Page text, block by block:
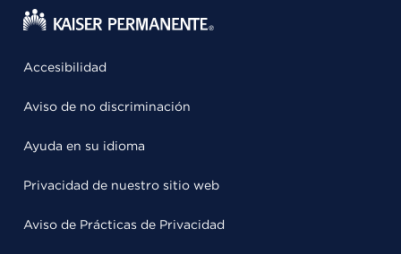
Accesibilidad
Aviso de no discriminación
Ayuda en su idioma
Privacidad de nuestro sitio web
Aviso de Prácticas de Privacidad